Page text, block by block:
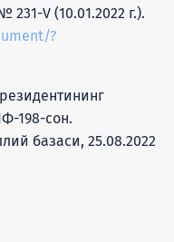
V (10.01.2022 г.).
?
198-сон.
базаси, 25.08.2022